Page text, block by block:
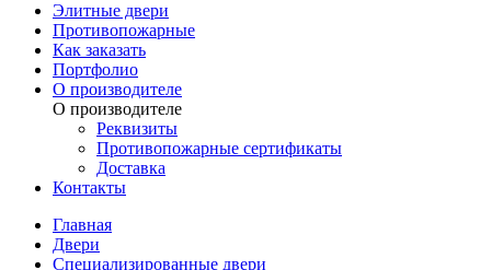
Элитные двери
Противопожарные
Как заказать
Портфолио
О производителе
О производителе
Реквизиты
Противопожарные сертификаты
Доставка
Контакты
Главная
Двери
Специализированные двери